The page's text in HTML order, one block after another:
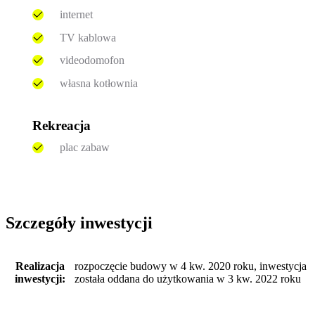
internet
TV kablowa
videodomofon
własna kotłownia
Rekreacja
plac zabaw
Szczegóły inwestycji
Realizacja
inwestycji:
rozpoczęcie budowy w 4 kw. 2020 roku, inwestycja
została oddana do użytkowania w 3 kw. 2022 roku